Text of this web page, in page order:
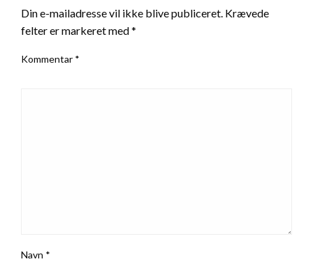
Din e-mailadresse vil ikke blive publiceret. Krævede
felter er markeret med*
Kommentar *
Navn *